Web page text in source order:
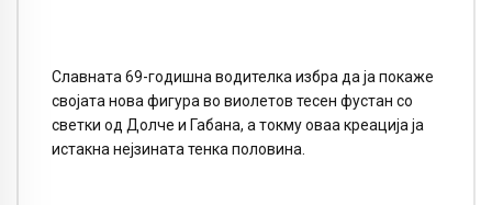
Славната 69-годишна водителка избра да ја покаже
својата нова фигура во виолетов тесен фустан со
светки од Долче и Габана, а токму оваа креација ја
истакна нејзината тенка половина.